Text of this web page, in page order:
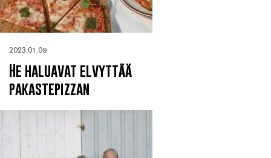
2023.01.09
He haluavat elvyttää
pakastepizzan